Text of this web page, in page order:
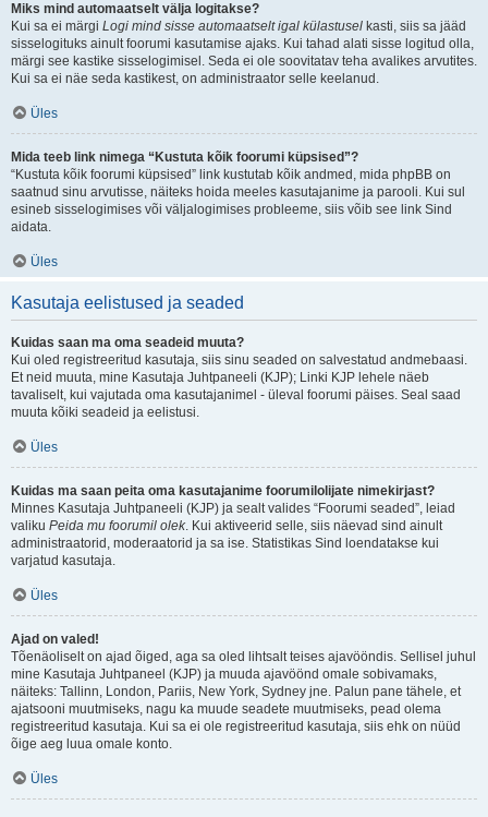
Miks mind automaatselt välja logitakse?
Kui sa ei märgi Logi mind sisse automaatselt igal külastusel kasti, siis sa jääd
sisselogituks ainult foorumi kasutamise ajaks. Kui tahad alati sisse logitud olla,
märgi see kastike sisselogimisel. Seda ei ole soovitatav teha avalikes arvutites.
Kui sa ei näe seda kastikest, on administraator selle keelanud.
Üles
Mida teeb link nimega “Kustuta kõik foorumi küpsised”?
“Kustuta kõik foorumi küpsised” link kustutab kõik andmed, mida phpBB on
saatnud sinu arvutisse, näiteks hoida meeles kasutajanime ja parooli. Kui sul
esineb sisselogimises või väljalogimises probleeme, siis võib see link Sind
aidata.
Üles
Kasutaja eelistused ja seaded
Kuidas saan ma oma seadeid muuta?
Kui oled registreeritud kasutaja, siis sinu seaded on salvestatud andmebaasi.
Et neid muuta, mine Kasutaja Juhtpaneeli (KJP); Linki KJP lehele näeb
tavaliselt, kui vajutada oma kasutajanimel - üleval foorumi päises. Seal saad
muuta kõiki seadeid ja eelistusi.
Üles
Kuidas ma saan peita oma kasutajanime foorumilolijate nimekirjast?
Minnes Kasutaja Juhtpaneeli (KJP) ja sealt valides “Foorumi seaded”, leiad
valiku Peida mu foorumil olek. Kui aktiveerid selle, siis näevad sind ainult
administraatorid, moderaatorid ja sa ise. Statistikas Sind loendatakse kui
varjatud kasutaja.
Üles
Ajad on valed!
Tõenäoliselt on ajad õiged, aga sa oled lihtsalt teises ajavööndis. Sellisel juhul
mine Kasutaja Juhtpaneel (KJP) ja muuda ajavöönd omale sobivamaks,
näiteks: Tallinn, London, Pariis, New York, Sydney jne. Palun pane tähele, et
ajatsooni muutmiseks, nagu ka muude seadete muutmiseks, pead olema
registreeritud kasutaja. Kui sa ei ole registreeritud kasutaja, siis ehk on nüüd
õige aeg luua omale konto.
Üles